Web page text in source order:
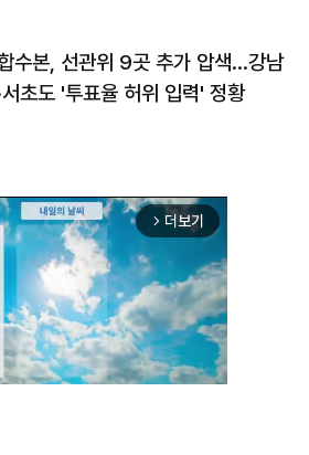
수본, 선관위 9곳 추가 압색…강남
서초도 '투표율 허위 입력' 정황
arrow_forward_ios 더보기